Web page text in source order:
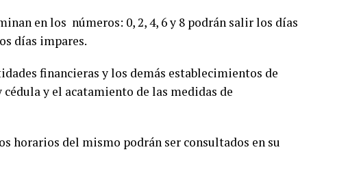
en los números: 0, 2, 4, 6 y 8 podrán salir los días
días impares.
financieras y los demás establecimientos de
y el acatamiento de las medidas de
horarios del mismo podrán ser consultados en su